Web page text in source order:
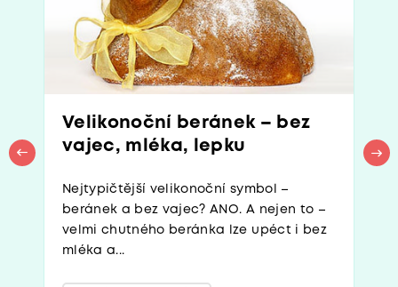
Velikonoční beránek – bez
vajec, mléka, lepku
Nejtypičtější velikonoční symbol –
beránek a bez vajec? ANO. A nejen to –
velmi chutného beránka lze upéct i bez
mléka a...